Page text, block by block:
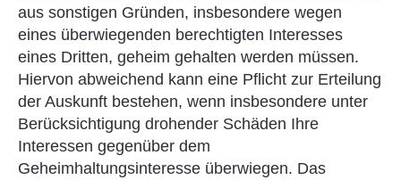
aus sonstigen Gründen, insbesondere wegen
eines überwiegenden berechtigten Interesses
eines Dritten, geheim gehalten werden müssen.
Hiervon abweichend kann eine Pflicht zur Erteilung
der Auskunft bestehen, wenn insbesondere unter
Berücksichtigung drohender Schäden Ihre
Interessen gegenüber dem
Geheimhaltungsinteresse überwiegen. Das